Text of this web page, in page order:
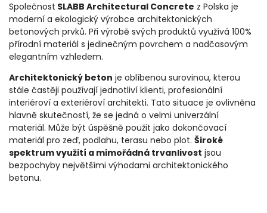
Společnost SLABB Architectural Concrete z Polska je
moderní a ekologický výrobce architektonických
betonových prvků. Při výrobě svých produktů využívá 100%
přírodní materiál s jedinečným povrchem a nadčasovým
elegantním vzhledem.
Architektonický beton je oblíbenou surovinou, kterou
stále častěji používají jednotliví klienti, profesionální
interiéroví a exteriéroví architekti. Tato situace je ovlivněna
hlavně skutečností, že se jedná o velmi univerzální
materiál. Může být úspěšně použit jako dokončovací
materiál pro zeď, podlahu, terasu nebo plot. Široké
spektrum využití a mimořádná trvanlivost jsou
bezpochyby největšími výhodami architektonického
betonu.